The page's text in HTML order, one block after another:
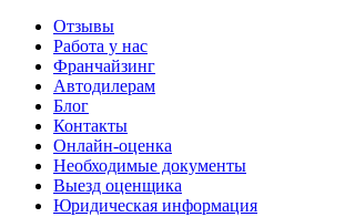
Отзывы
Работа у нас
Франчайзинг
Автодилерам
Блог
Контакты
Онлайн-оценка
Необходимые документы
Выезд оценщика
Юридическая информация